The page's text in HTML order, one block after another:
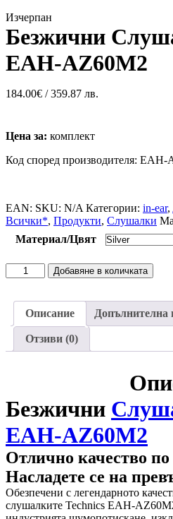
Изчерпан
Безжични
EAH-AZ60M2
184.00€ / 359.87 лв.
Цена за: комплект
Код според производителя: EAH-
EAN: SKU: N/A Категории: in-ear,
Всички*, Продукти, Слушалки
Материал/Цвят
Добавяне в количката
Описание Допълнителна
Отзиви (0)
Безжични
EAH-AZ60M2
Отлично качество по
Насладете се на
Обезпечени с легендарното
слушалките Technics EAH-